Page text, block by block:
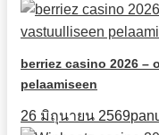
berriez casino 2026 –
pelaamiseen
26 มิถุนายน 2569